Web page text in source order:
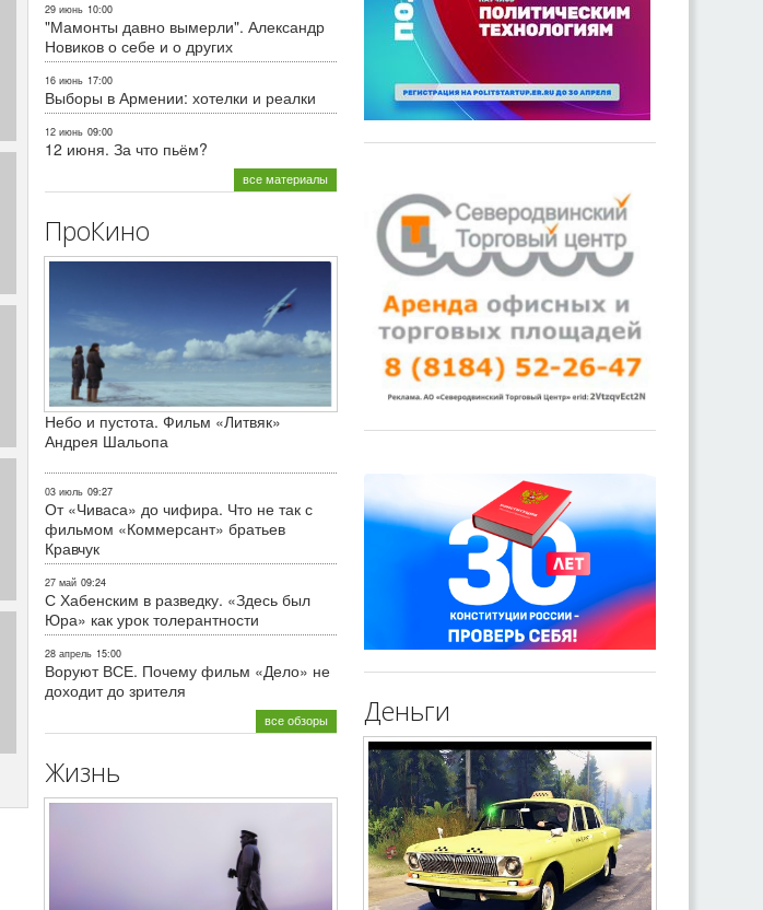
29 июнь 10:00
"Мамонты давно вымерли". Александр
Новиков о себе и о других
16 июнь 17:00
Выборы в Армении: хотелки и реалки
12 июнь 09:00
12 июня. За что пьём?
все материалы
ПроКино
Небо и пустота. Фильм «Литвяк»
Андрея Шальопа
03 июль 09:27
От «Чиваса» до чифира. Что не так с
фильмом «Коммерсант» братьев
Кравчук
27 май 09:24
С Хабенским в разведку. «Здесь был
Юра» как урок толерантности
28 апрель 15:00
Воруют ВСЕ. Почему фильм «Дело» не
доходит до зрителя
все обзоры
Жизнь
Деньги